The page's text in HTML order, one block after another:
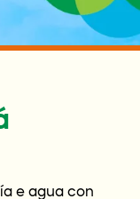
e agua con